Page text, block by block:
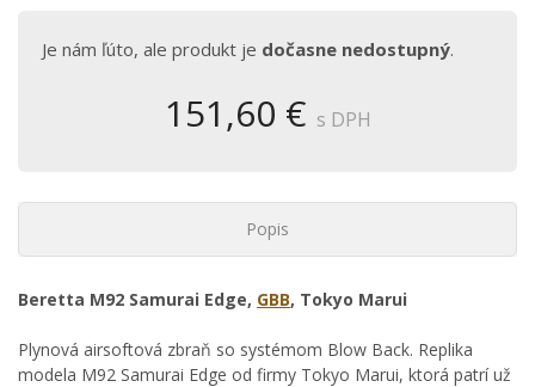
Je nám ľúto, ale produkt je dočasne nedostupný.
151,60 € s DPH
Popis
Beretta M92 Samurai Edge, GBB, Tokyo Marui
Plynová airsoftová zbraň so systémom Blow Back. Replika
modela M92 Samurai Edge od firmy Tokyo Marui, ktorá patrí už